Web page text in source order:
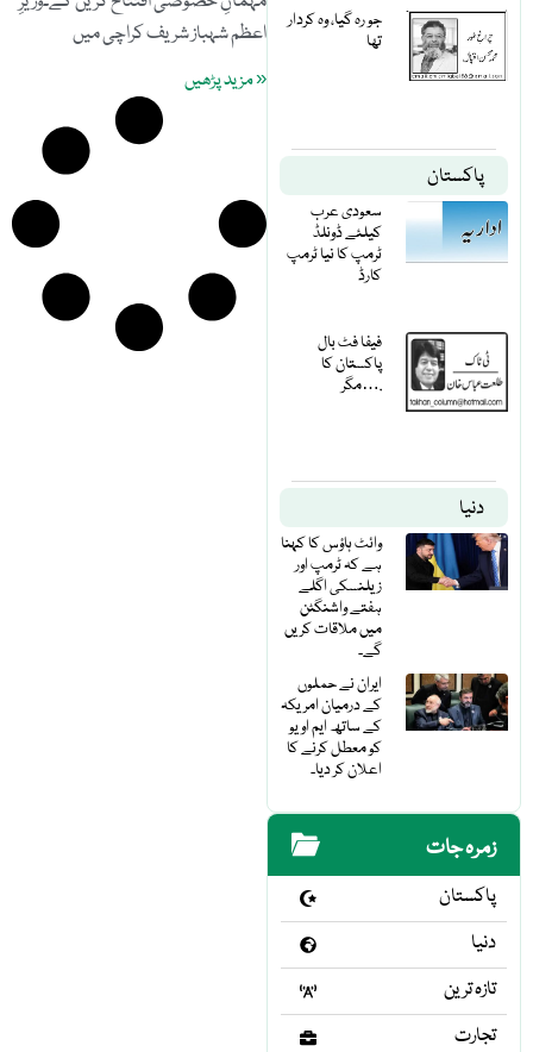
جو رہ گیا، وہ کردار
تھا
پاکستان
سعودی عرب
کیلئے ڈونلڈ
ٹرمپ کا نیا ٹرمپ
کارڈ
فیفا فٹ بال
پاکستان کا
مگر….
دنیا
وائٹ ہاؤس کا کہنا
ہے کہ ٹرمپ اور
زیلنسکی اگلے
ہفتے واشنگٹن
میں ملاقات کریں
گے۔
ایران نے حملوں
کے درمیان امریکہ
کے ساتھ ایم او یو
کو معطل کرنے کا
اعلان کر دیا۔
زمرہ جات
پاکستان
دنیا
تازہ ترین
تجارت
اعظم شہباز شریف کراچی میں
« مزید پڑھیں